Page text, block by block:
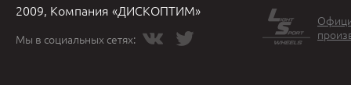
2009, Компания «ДИСКОПТИМ»
Мы в социальных сетях: